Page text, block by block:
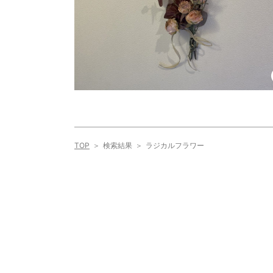
TOP 検索結果 ラジカルフラワー